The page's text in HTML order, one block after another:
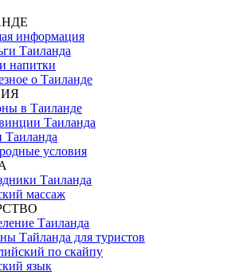
информация
Таиланда
напитки
о Таиланде
в Таиланде
Таиланда
Таиланда
условия
Таиланда
массаж
Таиланда
Тайланда для туристов
по скайпу
язык